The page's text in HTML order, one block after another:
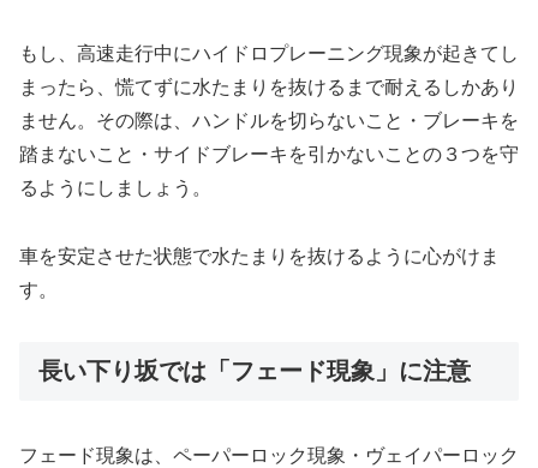
もし、高速走行中にハイドロプレーニング現象が起きてし
まったら、慌てずに水たまりを抜けるまで耐えるしかあり
ません。その際は、ハンドルを切らないこと・ブレーキを
踏まないこと・サイドブレーキを引かないことの３つを守
るようにしましょう。
車を安定させた状態で水たまりを抜けるように心がけま
す。
長い下り坂では「フェード現象」に注意
フェード現象は、ペーパーロック現象・ヴェイパーロック